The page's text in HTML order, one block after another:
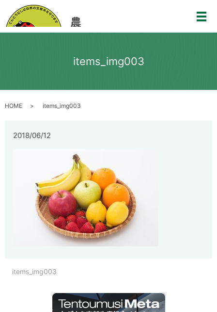
メ
items_img003
HOME items_img003
2018/06/12
items_img003